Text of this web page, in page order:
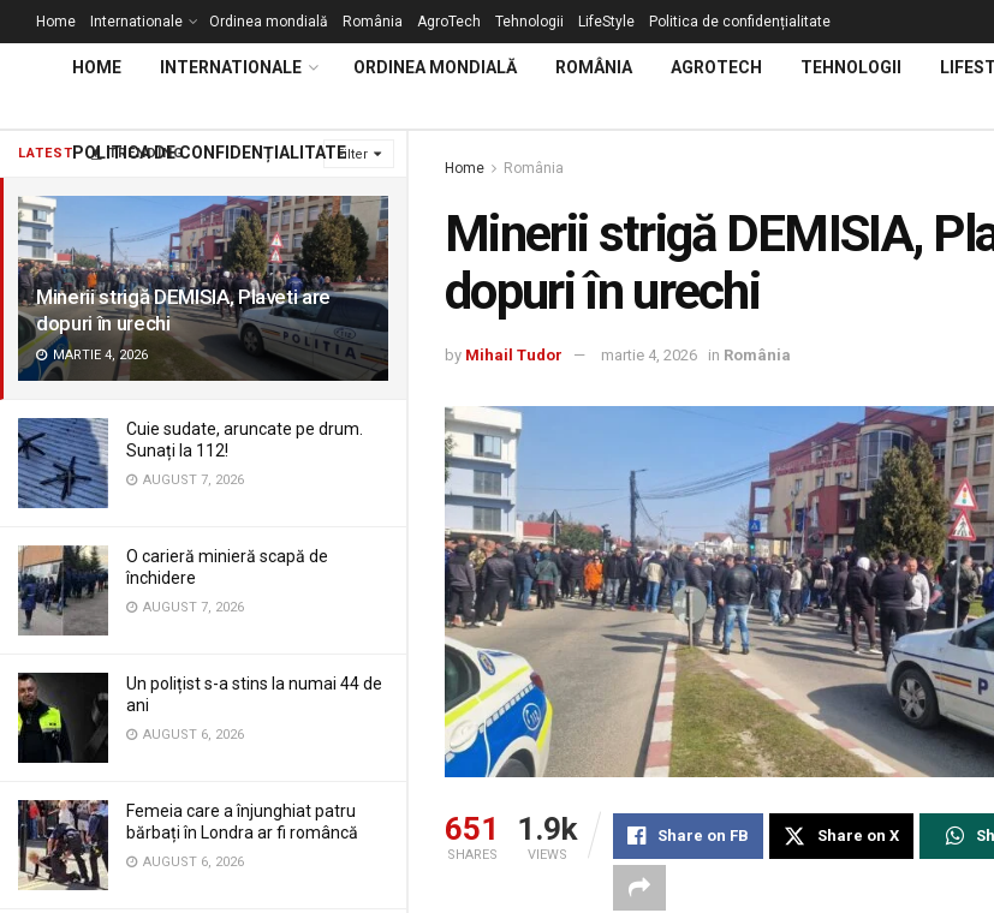
LATEST TRENDING Filter
Minerii strigă DEMISIA, Plaveti are
dopuri în urechi
MARTIE 4, 2026
Cuie sudate, aruncate pe drum.
Sunați la 112!
AUGUST 7, 2026
O carieră minieră scapă de
închidere
AUGUST 7, 2026
Un polițist s-a stins la numai 44 de
ani
AUGUST 6, 2026
Femeia care a înjunghiat patru
bărbați în Londra ar fi româncă
AUGUST 6, 2026
Home Internationale Ordinea mondială România AgroTech Tehnologii LifeStyle Politica de confidențialitate
HOME INTERNATIONALE ORDINEA MONDIALĂ ROMÂNIA AGROTECH TEHNOLOGII
POLITICA DE CONFIDENȚIALITATE
Home România
Minerii strigă DEMISIA,
dopuri în urechi
by Mihail Tudor martie 4, 2026 in România
651
SHARES
1.9k
VIEWS
Share on FB Share on X